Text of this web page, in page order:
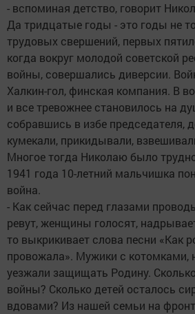
- вспоминая детство, говорит
Да тридцатые годы - это годы не
трудовых свершений, первых
когда вокруг молодой советской
войны, совершались диверсии.
Халкин-гол, финская компания. В
и все тревожнее становилось на
собравшись в избе председателя,
кумекали, прикидывали,
Многое тогда Николаю было
1941 года 10-летний мальчишка
война.
- Как сейчас перед глазами
ревут, женщины голосят,
то выкрикивает слова песни «Как
провожала». Мужики с котомками,
уезжали защищать Родину.
войны? Сколько детей осталось
вдовами? Из нашей семьи на